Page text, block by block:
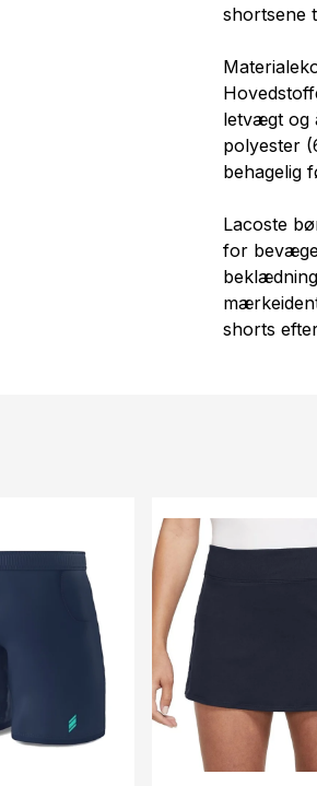
shortsene
letvægt og
polyester
behagelig
Lacoste
for
shorts